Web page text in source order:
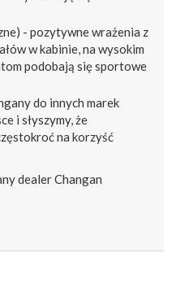
- pozytywne wrażenia z
w kabinie, na wysokim
podobają się sportowe
do innych marek
i słyszymy, że
na korzyść
dealer Changan